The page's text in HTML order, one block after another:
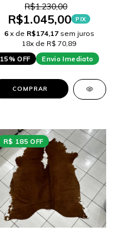
R$1.230,00
R$1.045,00 PIX
6 x de R$174,17 sem juros
18x de R$ 70,89
15% OFF
Envio Imediato
COMPRAR
R$ 185 OFF